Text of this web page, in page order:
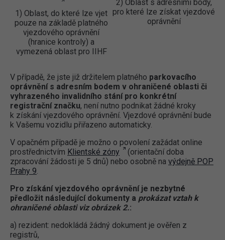
1) Oblast, do které lze vjet
pouze na základě platného
vjezdového oprávnění
(hranice kontroly) a
vymezená oblast pro IIHF
2) Oblast s adresními body,
pro které lze získat vjezdové
oprávnění
V případě, že jste již držitelem platného parkovacího
oprávnění s adresním bodem v ohraničené oblasti či
vyhrazeného invalidního stání pro konkrétní
registrační značku, není nutno podnikat žádné kroky
k získání vjezdového oprávnění. Vjezdové oprávnění bude
k Vašemu vozidlu přiřazeno automaticky.
V opačném případě je možno o povolení zažádat online
prostřednictvím Klientské zóny
(orientační doba
zpracování žádosti je 5 dnů) nebo osobně na výdejně POP
Prahy 9
Pro získání vjezdového oprávnění je nezbytné
předložit následující dokumenty a prokázat vztah k
ohraničené oblasti viz obrázek 2.:
a) rezident: nedokládá žádný dokument je ověřen z
registrů,